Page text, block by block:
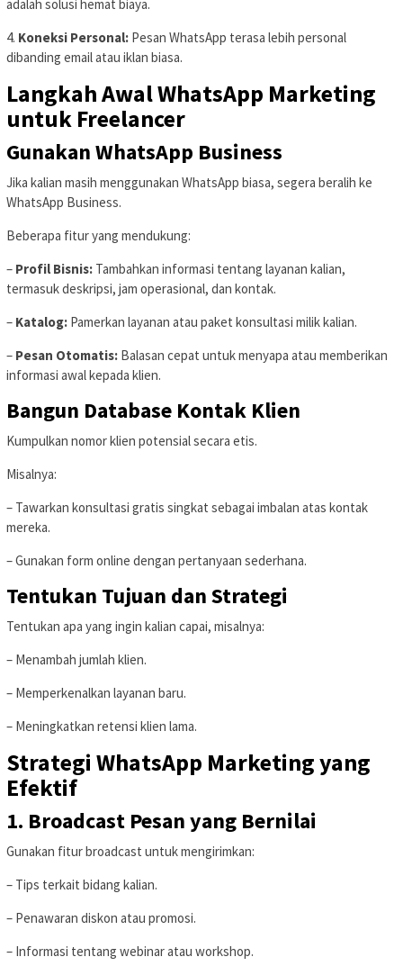
adalah solusi hemat biaya.
4. Koneksi Personal: Pesan WhatsApp terasa lebih personal
dibanding email atau iklan biasa.
Langkah Awal WhatsApp Marketing
untuk Freelancer
Gunakan WhatsApp Business
Jika kalian masih menggunakan WhatsApp biasa, segera beralih ke
WhatsApp Business.
Beberapa fitur yang mendukung:
– Profil Bisnis: Tambahkan informasi tentang layanan kalian,
termasuk deskripsi, jam operasional, dan kontak.
– Katalog: Pamerkan layanan atau paket konsultasi milik kalian.
– Pesan Otomatis: Balasan cepat untuk menyapa atau memberikan
informasi awal kepada klien.
Bangun Database Kontak Klien
Kumpulkan nomor klien potensial secara etis.
Misalnya:
– Tawarkan konsultasi gratis singkat sebagai imbalan atas kontak
mereka.
– Gunakan form online dengan pertanyaan sederhana.
Tentukan Tujuan dan Strategi
Tentukan apa yang ingin kalian capai, misalnya:
– Menambah jumlah klien.
– Memperkenalkan layanan baru.
– Meningkatkan retensi klien lama.
Strategi WhatsApp Marketing yang
Efektif
1. Broadcast Pesan yang Bernilai
Gunakan fitur broadcast untuk mengirimkan:
– Tips terkait bidang kalian.
– Penawaran diskon atau promosi.
– Informasi tentang webinar atau workshop.